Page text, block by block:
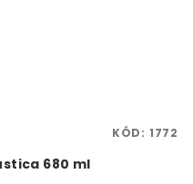
680 ml
KÓD: 1772